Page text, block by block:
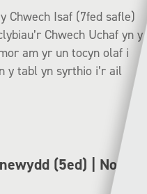
Chwech Isaf (7fed safle)
Chwech Uchaf yn y
am yr un tocyn olaf i
y tabl yn syrthio i’r ail
(5ed) | Nos